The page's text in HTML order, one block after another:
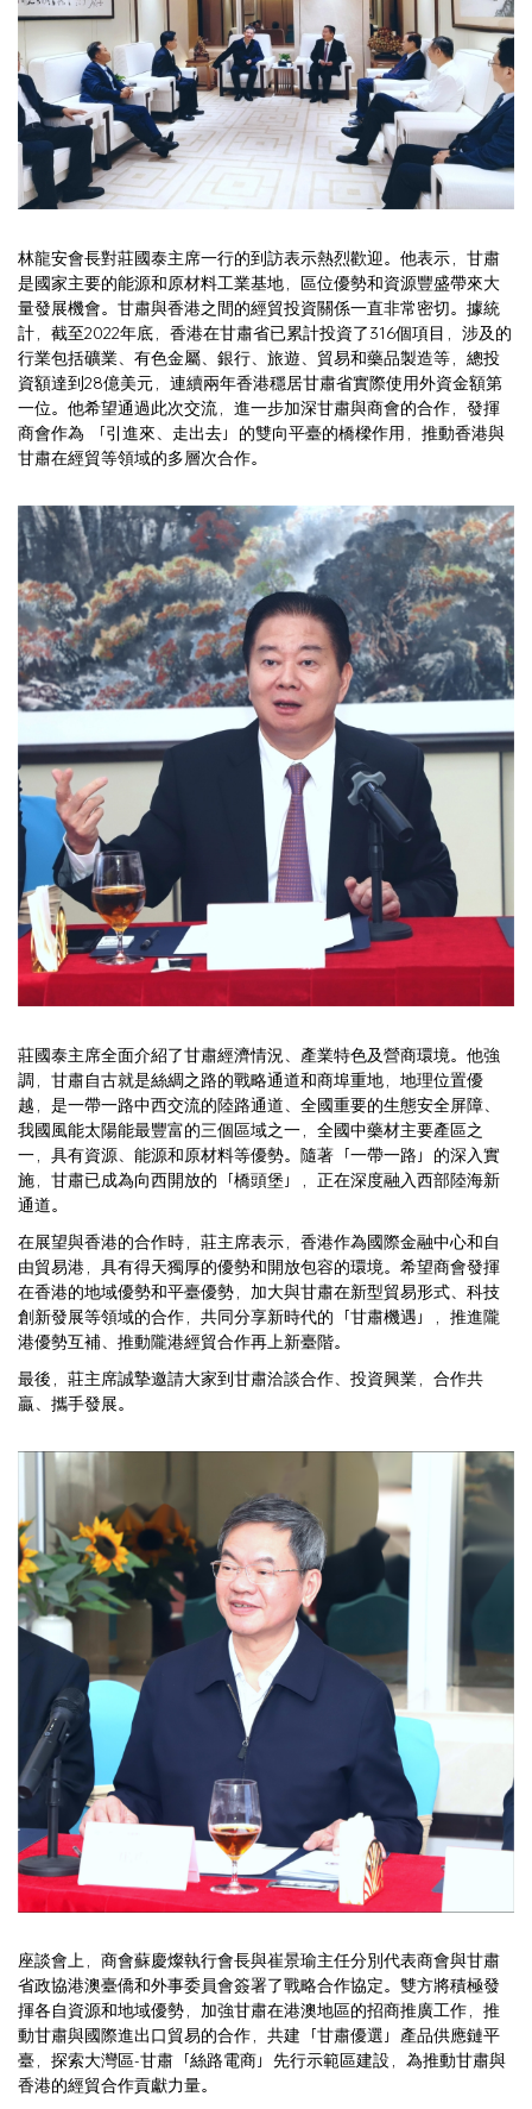
林龍安會長對莊國泰主席一行的到訪表示熱烈歡迎。他表示，甘肅
是國家主要的能源和原材料工業基地，區位優勢和資源豐盛帶來大
量發展機會。甘肅與香港之間的經貿投資關係一直非常密切。據統
計，截至2022年底，香港在甘肅省已累計投資了316個項目，涉及的
行業包括礦業、有色金屬、銀行、旅遊、貿易和藥品製造等，總投
資額達到28億美元，連續兩年香港穩居甘肅省實際使用外資金額第
一位。他希望通過此次交流，進一步加深甘肅與商會的合作，發揮
商會作為 「引進來、走出去」的雙向平臺的橋樑作用，推動香港與
甘肅在經貿等領域的多層次合作。
莊國泰主席全面介紹了甘肅經濟情況、產業特色及營商環境。他強
調，甘肅自古就是絲綢之路的戰略通道和商埠重地，地理位置優
越，是一帶一路中西交流的陸路通道、全國重要的生態安全屏障、
我國風能太陽能最豐富的三個區域之一，全國中藥材主要產區之
一，具有資源、能源和原材料等優勢。隨著「一帶一路」的深入實
施，甘肅已成為向西開放的「橋頭堡」，正在深度融入西部陸海新
通道。
在展望與香港的合作時，莊主席表示，香港作為國際金融中心和自
由貿易港，具有得天獨厚的優勢和開放包容的環境。希望商會發揮
在香港的地域優勢和平臺優勢，加大與甘肅在新型貿易形式、科技
創新發展等領域的合作，共同分享新時代的「甘肅機遇」，推進隴
港優勢互補、推動隴港經貿合作再上新臺階。
最後，莊主席誠摯邀請大家到甘肅洽談合作、投資興業，合作共
贏、攜手發展。
座談會上，商會蘇慶燦執行會長與崔景瑜主任分別代表商會與甘肅
省政協港澳臺僑和外事委員會簽署了戰略合作協定。雙方將積極發
揮各自資源和地域優勢，加強甘肅在港澳地區的招商推廣工作，推
動甘肅與國際進出口貿易的合作，共建「甘肅優選」產品供應鏈平
臺，探索大灣區-甘肅「絲路電商」先行示範區建設，為推動甘肅與
香港的經貿合作貢獻力量。